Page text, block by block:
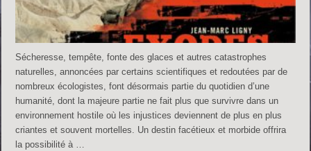
Sécheresse, tempête, fonte des glaces et autres catastrophes
naturelles, annoncées par certains scientifiques et redoutées par de
nombreux écologistes, font désormais partie du quotidien d’une
humanité, dont la majeure partie ne fait plus que survivre dans un
environnement hostile où les injustices deviennent de plus en plus
criantes et souvent mortelles. Un destin facétieux et morbide offrira
la possibilité à …